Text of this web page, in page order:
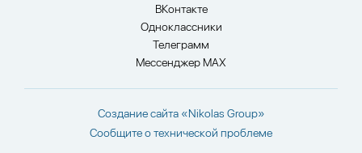
ВКонтакте
Одноклассники
Телеграмм
Мессенджер MAX
Создание сайта «Nikolas Group»
Сообщите о технической проблеме